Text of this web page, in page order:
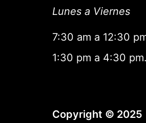
Lunes a Viernes
7:30 am a 12:30
1:30 pm a 4:30 pm.
Copyright © 2025